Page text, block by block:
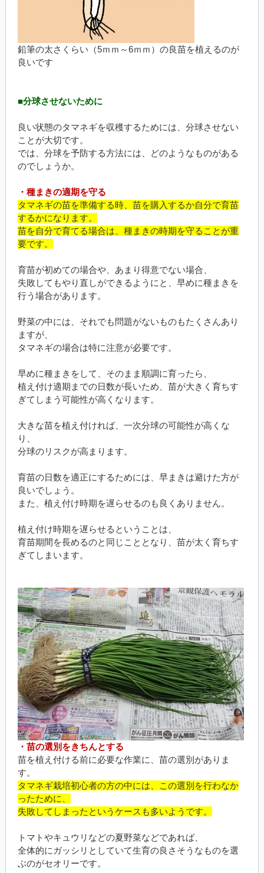
鉛筆の太さくらい（5ｍｍ～6ｍｍ）の良苗を植えるのが
良いです
■分球させないために
良い状態のタマネギを収穫するためには、分球させない
ことが大切です。
では、分球を予防する方法には、どのようなものがある
のでしょうか。
・種まきの適期を守る
タマネギの苗を準備する時、苗を購入するか自分で育苗
するかになります。
苗を自分で育てる場合は、種まきの時期を守ることが重
要です。
育苗が初めての場合や、あまり得意でない場合、
失敗してもやり直しができるようにと、早めに種まきを
行う場合があります。
野菜の中には、それでも問題がないものもたくさんあり
ますが、
タマネギの場合は特に注意が必要です。
早めに種まきをして、そのまま順調に育ったら、
植え付け適期までの日数が長いため、苗が大きく育ちす
ぎてしまう可能性が高くなります。
大きな苗を植え付ければ、一次分球の可能性が高くな
り、
分球のリスクが高まります。
育苗の日数を適正にするためには、早まきは避けた方が
良いでしょう。
また、植え付け時期を遅らせるのも良くありません。
植え付け時期を遅らせるということは、
育苗期間を長めるのと同じこととなり、苗が太く育ちす
ぎてしまいます。
・苗の選別をきちんとする
苗を植え付ける前に必要な作業に、苗の選別がありま
す。
タマネギ栽培初心者の方の中には、この選別を行わなか
ったために、
失敗してしまったというケースも多いようです。
トマトやキュウリなどの夏野菜などであれば、
全体的にガッシリとしていて生育の良さそうなものを選
ぶのがセオリーです。